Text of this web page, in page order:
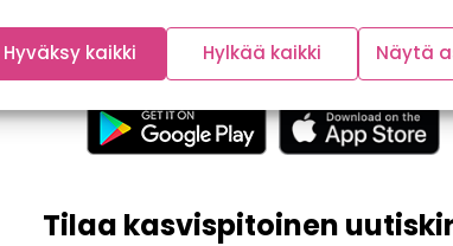
Hyväksy kaikki Hylkää kaikki Näytä
Tilaa kasvispitoinen